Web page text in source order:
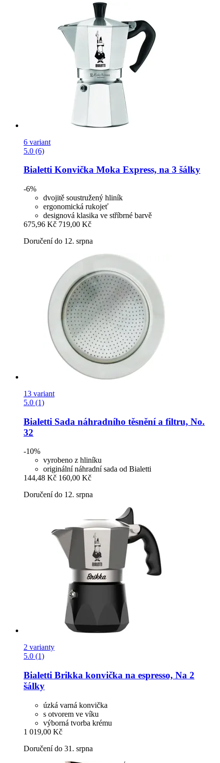
6 variant
5.0 (6)
Bialetti Konvička Moka Express, na 3 šálky
-6%
dvojitě soustružený hliník
ergonomická rukojeť
designová klasika ve stříbrné barvě
675,96 Kč 719,00 Kč
Doručení do 12. srpna
13 variant
5.0 (1)
Bialetti Sada náhradního těsnění a filtru, No.
32
-10%
vyrobeno z hliníku
originální náhradní sada od Bialetti
144,48 Kč 160,00 Kč
Doručení do 12. srpna
2 varianty
5.0 (1)
Bialetti Brikka konvička na espresso, Na 2
šálky
úzká varná konvička
s otvorem ve víku
výborná tvorba krému
1 019,00 Kč
Doručení do 31. srpna